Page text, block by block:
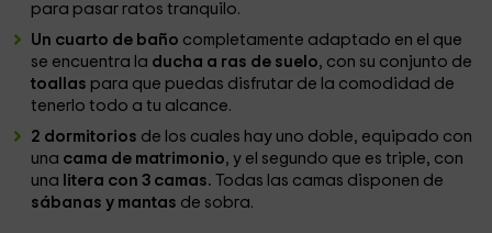
para pasar ratos tranquilo.
Un cuarto de baño completamente adaptado en el que
se encuentra la ducha a ras de suelo, con su conjunto de
toallas para que puedas disfrutar de la comodidad de
tenerlo todo a tu alcance.
2 dormitorios de los cuales hay uno doble, equipado con
una cama de matrimonio, y el segundo que es triple, con
una litera con 3 camas. Todas las camas disponen de
sábanas y mantas de sobra.